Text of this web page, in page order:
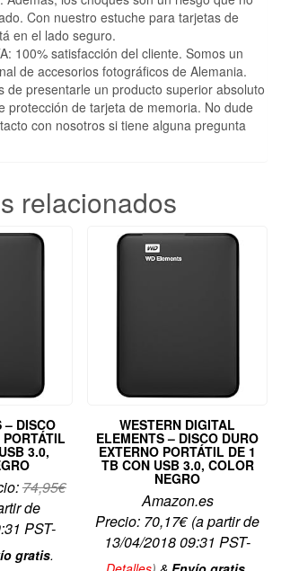
Con nuestro estuche para tarjetas de
en el lado seguro.
100% satisfacción del cliente. Somos un
de accesorios fotográficos de Alemania.
de presentarle un producto superior absoluto
protección de tarjeta de memoria. No dude
con nosotros si tiene alguna pregunta
relacionados
– DISCO
PORTÁTIL
3.0,
74,95€El
original
de
PST-
gratis.
WESTERN DIGITAL
ELEMENTS – DISCO DURO
EXTERNO PORTÁTIL DE 1
TB CON USB 3.0, COLOR
NEGRO
Amazon.es
Precio: 70,17€(a partir de
13/04/2018 09:31 PST-